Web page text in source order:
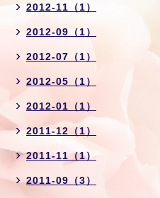
2012-11（1）
2012-09（1）
2012-07（1）
2012-05（1）
2012-01（1）
2011-12（1）
2011-11（1）
2011-09（3）